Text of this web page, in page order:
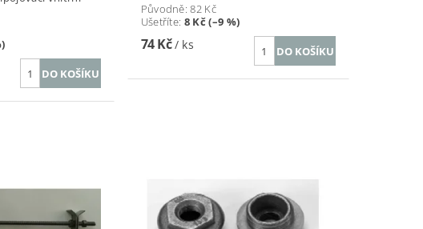
Původně:82 Kč
Ušetříte: 8 Kč (–9 %)
74 Kč/ ks